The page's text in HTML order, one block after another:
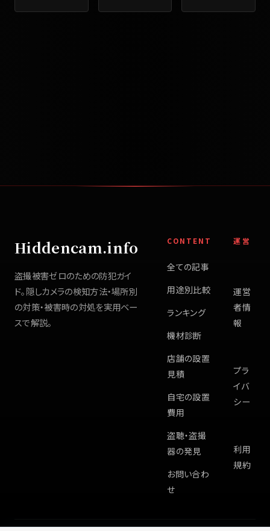
Hiddencam.info
盗撮被害ゼロのための防犯ガイ
ド。隠しカメラの検知方法・場所別
の対策・被害時の対処を実用ベー
スで解説。
CONTENT
全ての記事
用途別比較
ランキング
機材診断
店舗の設置
見積
自宅の設置
費用
盗聴・盗撮
器の発見
お問い合わ
せ
運営
運営
者情
報
プラ
イバ
シー
利用
規約